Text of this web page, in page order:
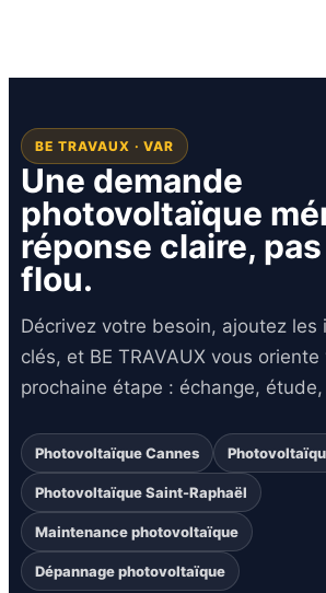
BE TRAVAUX · VAR
Une demande
photovoltaïque
réponse claire,
flou.
Décrivez votre besoin, ajoutez les
clés, et BE TRAVAUX vous
prochaine étape : échange,
Photovoltaïque Cannes
Photovoltaïque Saint-Raphaël
Maintenance photovoltaïque
Dépannage photovoltaïque